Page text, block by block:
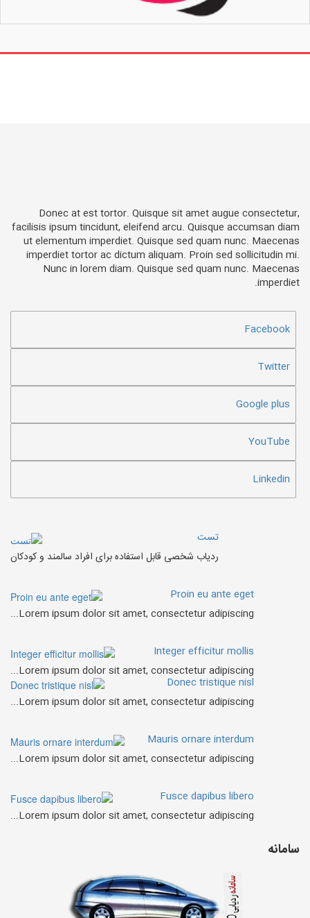
Donec at est tortor. Quisque sit amet augue consectetur,
facilisis ipsum tincidunt, eleifend arcu. Quisque accumsan diam
ut elementum imperdiet. Quisque sed quam nunc. Maecenas
imperdiet tortor ac dictum aliquam. Proin sed sollicitudin mi.
Nunc in lorem diam. Quisque sed quam nunc. Maecenas
imperdiet.
Facebook
Twitter
Google plus
YouTube
Linkedin
تست
ردیاب شخصی قابل استفاده برای افراد سالمند و کودکان
Proin eu ante eget
Lorem ipsum dolor sit amet, consectetur adipiscing...
Integer efficitur mollis
Lorem ipsum dolor sit amet, consectetur adipiscing...
Donec tristique nisl
Lorem ipsum dolor sit amet, consectetur adipiscing...
Mauris ornare interdum
Lorem ipsum dolor sit amet, consectetur adipiscing...
Fusce dapibus libero
Lorem ipsum dolor sit amet, consectetur adipiscing...
سامانه